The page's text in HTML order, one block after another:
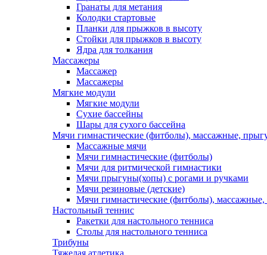
Гранаты для метания
Колодки стартовые
Планки для прыжков в высоту
Стойки для прыжков в высоту
Ядра для толкания
Массажеры
Массажер
Массажеры
Мягкие модули
Мягкие модули
Сухие бассейны
Шары для сухого бассейна
Мячи гимнастические (фитболы), массажные,
Массажные мячи
Мячи гимнастические (фитболы)
Мячи для ритмической гимнастики
Мячи прыгуны(хопы) с рогами и ручками
Мячи резиновые (детские)
Мячи гимнастические (фитболы),
Настольный теннис
Ракетки для настольного тенниса
Столы для настольного тенниса
Трибуны
Тяжелая атлетика